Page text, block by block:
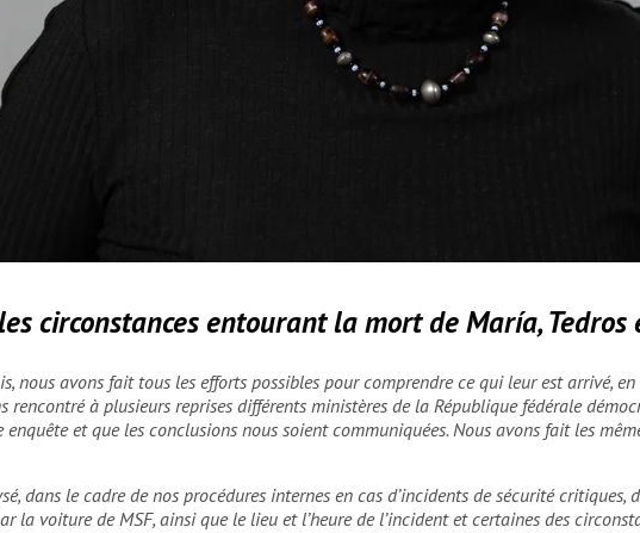
Espagne
circonstances entourant la mort de María, Tedros
nous avons fait tous les efforts possibles pour comprendre ce qui leur est arrivé,
rencontré à plusieurs reprises différents ministères de la République fédérale
enquête et que les conclusions nous soient communiquées. Nous avons fait les
dans le cadre de nos procédures internes en cas d’incidents de sécurité
la voiture de MSF, ainsi que le lieu et l’heure de l’incident et certaines des